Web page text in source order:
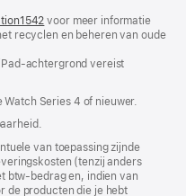
(wordt
in
venster
voor meer informatie
recyclen en beheren van oude
achtergrond vereist
Watch Series 4 of nieuwer.
van toepassing zijnde
(tenzij anders
btw-bedrag en, indien van
de producten die je hebt